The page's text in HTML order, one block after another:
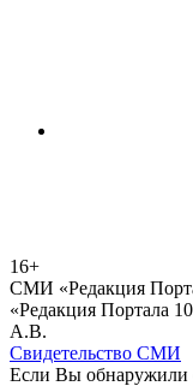
16+
СМИ «Редакция
«Редакция Портала
А.В.
Свидетельство СМИ
Если Вы обнаружили